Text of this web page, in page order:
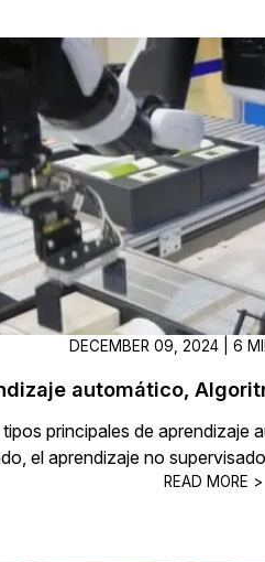
DECEMBER 09, 2024 | 6
automático,
principales de aprendizaje
el aprendizaje no
READ MORE >